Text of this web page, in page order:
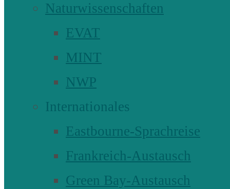
Naturwissenschaften
EVAT
MINT
NWP
Internationales
Eastbourne-Sprachreise
Frankreich-Austausch
Green Bay-Austausch